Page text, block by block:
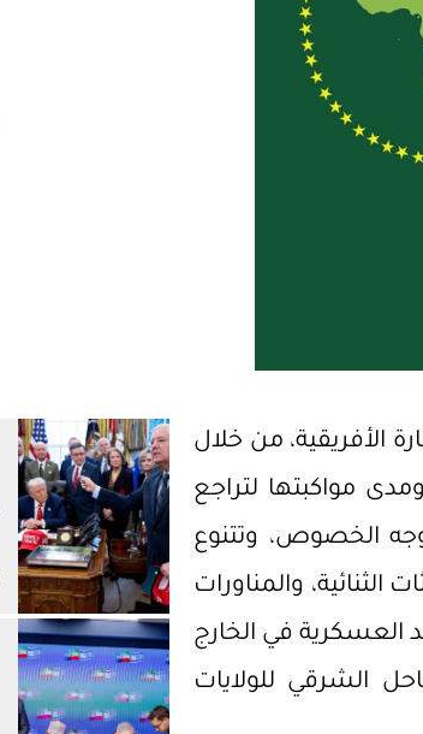
الأفريقية، من خلال
مواكبتها لتراجع
وجه الخصوص، وتتنوع
والمناورات
العسكرية في الخارج
الشرقي للولايات